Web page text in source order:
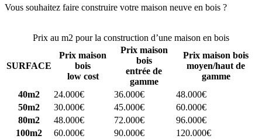
Vous souhaitez faire construire votre maison neuve en bois ?
Prix au m2 pour la construction d’une maison en bois
SURFACE
Prix maison
bois
low cost
Prix maison
bois
entrée de
gamme
Prix maison bois
moyen/haut de
gamme
40m2
24.000€ 36.000€
48.000€
50m2
30.000€ 45.000€
60.000€
80m2
48.000€ 72.000€
96.000€
100m2
60.000€ 90.000€
120.000€